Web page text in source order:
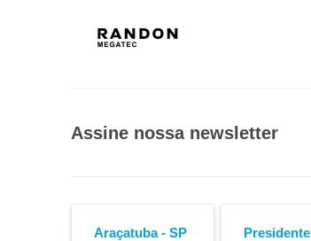
Assine nossa newsletter
Araçatuba - SP
Presidente